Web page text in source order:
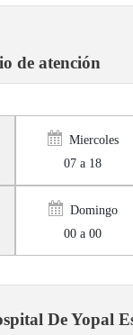
de atención
Miercoles
07 a 18
Domingo
00 a 00
De Yopal